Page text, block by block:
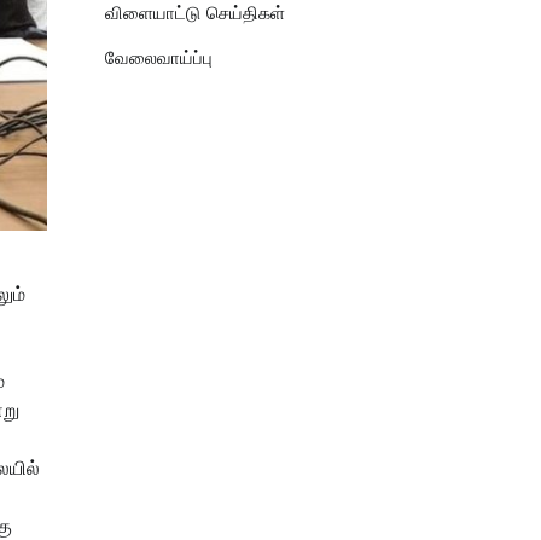
விளையாட்டு செய்திகள்
வேலைவாய்ப்பு